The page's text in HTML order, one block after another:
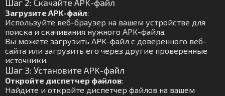
Шаг 2: Скачайте APK-файл
Загрузите APK-файл:
Используйте веб-браузер на вашем устройстве для
поиска и скачивания нужного APK-файла.
Вы можете загрузить APK-файл с доверенного веб-
сайта или загрузить его через другие проверенные
источники.
Шаг 3: Установите APK-файл
Откройте диспетчер файлов:
Найдите и откройте диспетчер файлов на вашем